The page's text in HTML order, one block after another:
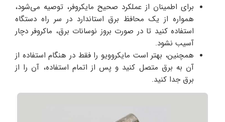
برای اطمینان از عملکرد صحیح مایکروفر، توصیه می‌شود،
همواره از یک محافظ برق استاندارد در سر راه دستگاه
استفاده کنید تا در صورت بروز نوسانات برق، ماکروفر دچار
آسیب نشود.
همچنین، بهتر است مایکروویو را فقط در هنگام استفاده از
آن به برق متصل کنید و پس از اتمام استفاده، آن را از
برق جدا کنید.